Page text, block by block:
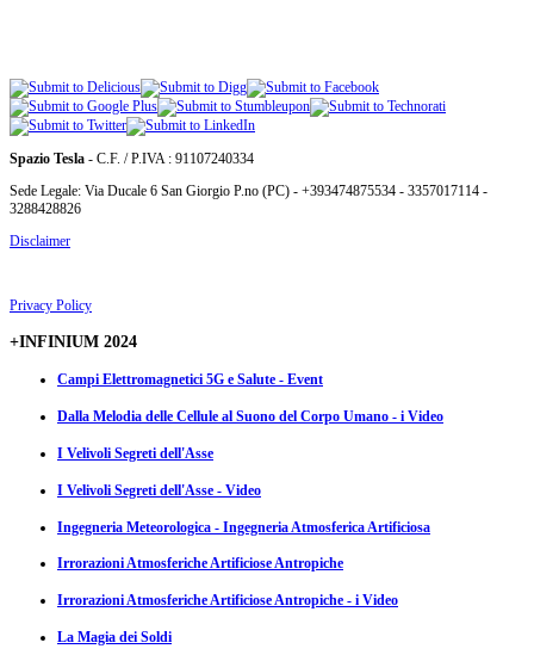
Spazio Tesla - C.F. / P.IVA : 91107240334
Sede Legale: Via Ducale 6 San Giorgio P.no (PC) - +393474875534 - 3357017114 -
3288428826
Disclaimer
Privacy Policy
+INFINIUM 2024
Campi Elettromagnetici 5G e Salute - Event
Dalla Melodia delle Cellule al Suono del Corpo Umano - i Video
I Velivoli Segreti dell'Asse
I Velivoli Segreti dell'Asse - Video
Ingegneria Meteorologica - Ingegneria Atmosferica Artificiosa
Irrorazioni Atmosferiche Artificiose Antropiche
Irrorazioni Atmosferiche Artificiose Antropiche - i Video
La Magia dei Soldi